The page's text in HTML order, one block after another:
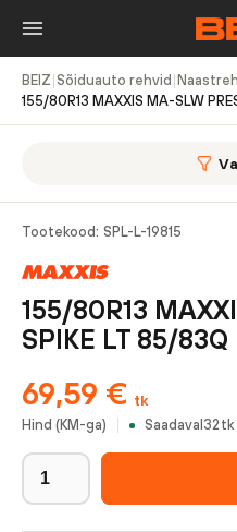
BEIZ Sõiduauto rehvid
155/80R13 MAXXIS MA-SLW
Tootekood: SPL-L-19815
155/80R13
SPIKE LT 85/83Q
69,59 € tk
Hind (KM-ga) Saadaval 32 tk